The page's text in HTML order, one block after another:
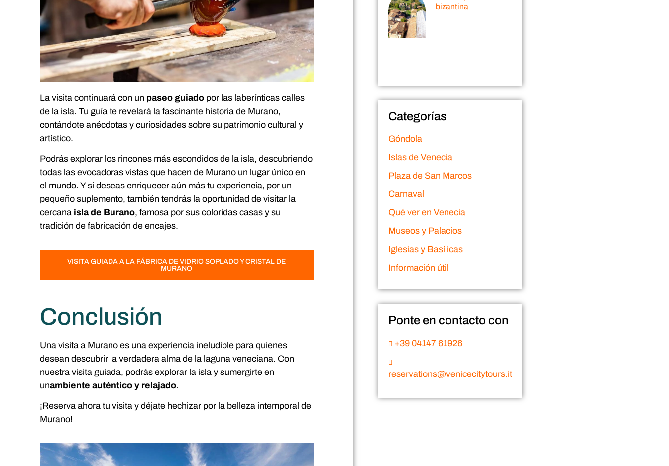
La visita continuará con un paseo guiado por las laberínticas calles
de la isla. Tu guía te revelará la fascinante historia de Murano,
contándote anécdotas y curiosidades sobre su patrimonio cultural y
artístico.
Podrás explorar los rincones más escondidos de la isla, descubriendo
todas las evocadoras vistas que hacen de Murano un lugar único en
el mundo. Y si deseas enriquecer aún más tu experiencia, por un
pequeño suplemento, también tendrás la oportunidad de visitar la
cercana isla de Burano, famosa por sus coloridas casas y su
tradición de fabricación de encajes.
VISITA GUIADA A LA FÁBRICA DE VIDRIO SOPLADO Y CRISTAL DE
MURANO
Conclusión
Una visita a Murano es una experiencia ineludible para quienes
desean descubrir la verdadera alma de la laguna veneciana. Con
nuestra visita guiada, podrás explorar la isla y sumergirte en
unambiente auténtico y relajado.
¡Reserva ahora tu visita y déjate hechizar por la belleza intemporal de
Murano!
bizantina
Categorías
Góndola
Islas de Venecia
Plaza de San Marcos
Carnaval
Qué ver en Venecia
Museos y Palacios
Iglesias y Basílicas
Información útil
Ponte en contacto con
+39 04147 61926
reservations@venicecitytours.it